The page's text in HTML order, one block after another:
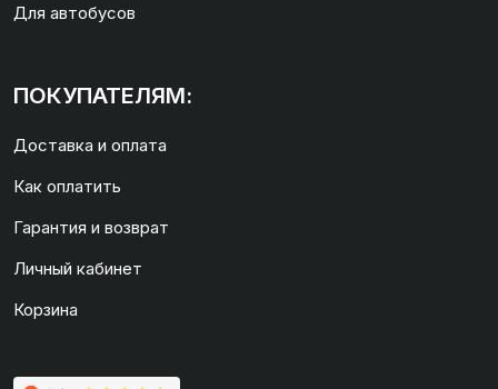
Для автобусов
ПОКУПАТЕЛЯМ:
Доставка и оплата
Как оплатить
Гарантия и возврат
Личный кабинет
Корзина